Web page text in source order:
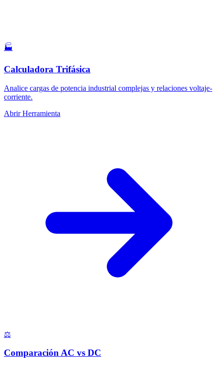
🏭
Calculadora Trifásica
Analice cargas de potencia industrial complejas y relaciones voltaje-
corriente.
Abrir Herramienta
⚖️
Comparación AC vs DC